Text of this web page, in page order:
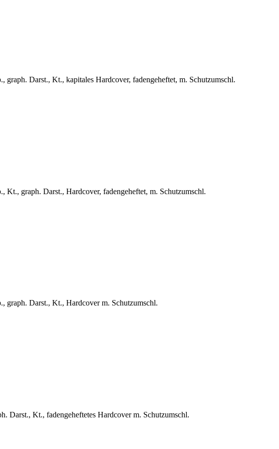
graph. Darst., Kt., kapitales Hardcover, fadengeheftet, m. Schutzumschl.
Kt., graph. Darst., Hardcover, fadengeheftet, m. Schutzumschl.
graph. Darst., Kt., Hardcover m. Schutzumschl.
Darst., Kt., fadengeheftetes Hardcover m. Schutzumschl.